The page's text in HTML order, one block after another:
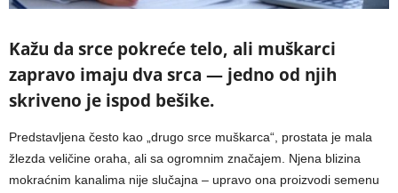
Kažu da srce pokreće telo, ali muškarci
zapravo imaju dva srca — jedno od njih
skriveno je ispod bešike.
Predstavljena često kao „drugo srce muškarca“, prostata je mala
žlezda veličine oraha, ali sa ogromnim značajem. Njena blizina
mokraćnim kanalima nije slučajna – upravo ona proizvodi semenu